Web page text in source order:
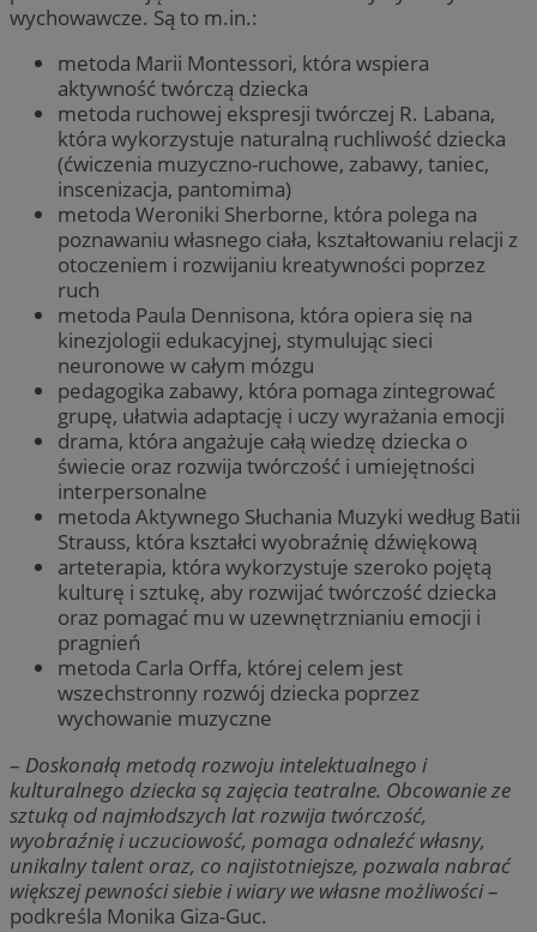
wychowawcze. Są to m.in.:
metoda Marii Montessori, która wspiera
aktywność twórczą dziecka
metoda ruchowej ekspresji twórczej R. Labana,
która wykorzystuje naturalną ruchliwość dziecka
(ćwiczenia muzyczno-ruchowe, zabawy, taniec,
inscenizacja, pantomima)
metoda Weroniki Sherborne, która polega na
poznawaniu własnego ciała, kształtowaniu relacji z
otoczeniem i rozwijaniu kreatywności poprzez
ruch
metoda Paula Dennisona, która opiera się na
kinezjologii edukacyjnej, stymulując sieci
neuronowe w całym mózgu
pedagogika zabawy, która pomaga zintegrować
grupę, ułatwia adaptację i uczy wyrażania emocji
drama, która angażuje całą wiedzę dziecka o
świecie oraz rozwija twórczość i umiejętności
interpersonalne
metoda Aktywnego Słuchania Muzyki według Batii
Strauss, która kształci wyobraźnię dźwiękową
arteterapia, która wykorzystuje szeroko pojętą
kulturę i sztukę, aby rozwijać twórczość dziecka
oraz pomagać mu w uzewnętrznianiu emocji i
pragnień
metoda Carla Orffa, której celem jest
wszechstronny rozwój dziecka poprzez
wychowanie muzyczne
– Doskonałą metodą rozwoju intelektualnego i
kulturalnego dziecka są zajęcia teatralne. Obcowanie ze
sztuką od najmłodszych lat rozwija twórczość,
wyobraźnię i uczuciowość, pomaga odnaleźć własny,
unikalny talent oraz, co najistotniejsze, pozwala nabrać
większej pewności siebie i wiary we własne możliwości–
podkreśla Monika Giza-Guc.